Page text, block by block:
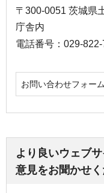
〒300-0051 茨城県
庁舎内
電話番号：029-
お問い合わせフォーム
より良いウェブ
意見をお聞かせ